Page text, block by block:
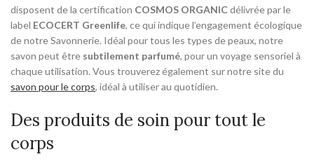
disposent de la certification COSMOS ORGANIC délivrée par le
label ECOCERT Greenlife, ce qui indique l’engagement écologique
de notre Savonnerie. Idéal pour tous les types de peaux, notre
savon peut être subtilement parfumé, pour un voyage sensoriel à
chaque utilisation. Vous trouverez également sur notre site du
savon pour le corps, idéal à utiliser au quotidien.
Des produits de soin pour tout le
corps